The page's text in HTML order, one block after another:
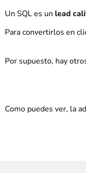
Un SQL es un lead
Para convertirlos en
Por supuesto, hay
Como puedes ver, la